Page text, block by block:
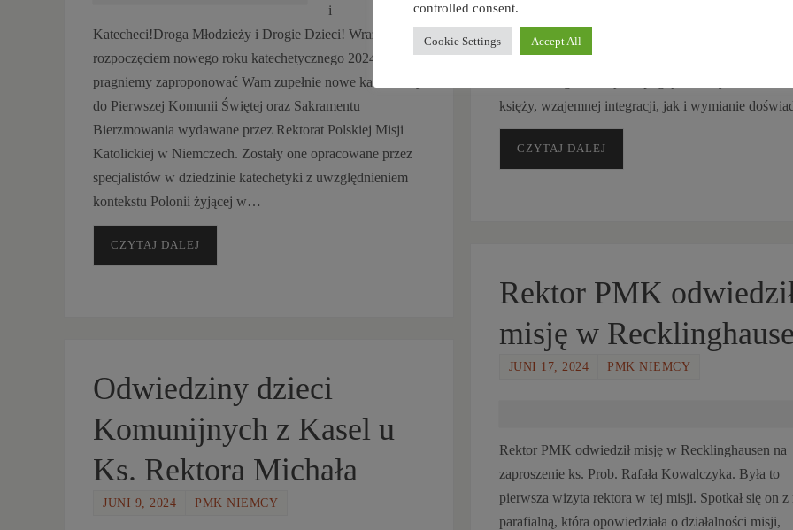
odbywają się rekolekcje dla kapłanów
Polskiej Misji Katolickiej w Niemczech
arcybiskupa Marka Jędraszewskiego, metropolitę
księży, wzajemnej integracji, jak i wymianie
CZYTAJ DALEJ
i
Katecheci!Droga Młodzieży i Drogie Dzieci! Wraz z
rozpoczęciem nowego roku katechetycznego 2024/2025
pragniemy zaproponować Wam zupełnie nowe katechizmy
do Pierwszej Komunii Świętej oraz Sakramentu
Bierzmowania wydawane przez Rektorat Polskiej Misji
Katolickiej w Niemczech. Zostały one opracowane przez
specjalistów w dziedzinie katechetyki z uwzględnieniem
kontekstu Polonii żyjącej w…
CZYTAJ DALEJ
Rektor PMK
misję w
JUNI 17, 2024 PMK NIEMCY
Rektor PMK odwiedził misję w Recklinghausen na
zaproszenie ks. Prob. Rafała Kowalczyka. Była to
pierwsza wizyta rektora w tej misji. Spotkał się on z
parafialną, która opowiedziała o działalności misji,
Odwiedziny dzieci
Komunijnych z Kasel u
Ks. Rektora Michała
JUNI 9, 2024 PMK NIEMCY
controlled consent.
Cookie Settings Accept All